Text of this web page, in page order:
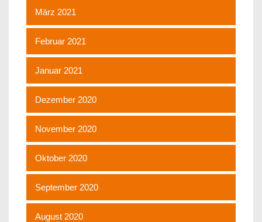
März 2021
Februar 2021
Januar 2021
Dezember 2020
November 2020
Oktober 2020
September 2020
August 2020